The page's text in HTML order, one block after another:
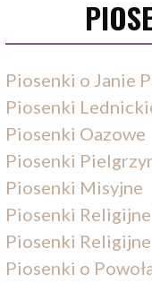
Piosenki o Janie
Piosenki
Piosenki Oazowe
Piosenki
Piosenki Misyjne
Piosenki
Piosenki
Piosenki o